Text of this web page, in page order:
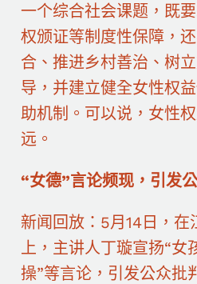
一个综合社会课题，既
权颁证等制度性保障，
合、推进乡村善治、树
导，并建立健全女性权
助机制。可以说，女性
远。
“女德”言论频现，引发
新闻回放：5月14日，在
上，主讲人丁璇宣扬“
操”等言论，引发公众批